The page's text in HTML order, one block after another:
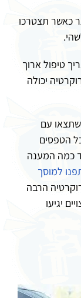
כאשר תצטרכו
טיפול ארוך
יכולה
עם
הטפסים
כמה המענה
למוסך
הרבה
יגיעו